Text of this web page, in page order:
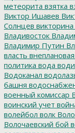
метеорита взятка
Виктор Ишавев
Солнцев викторина
Владивосток
Владимир Путин
власть
политика вода
Водоканал
башня
военный комиссар
воинский учет
волейбол волк
Волочаевский бой